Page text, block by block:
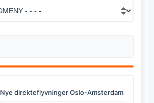
Nye direkteflyvninger Oslo-Amsterdam